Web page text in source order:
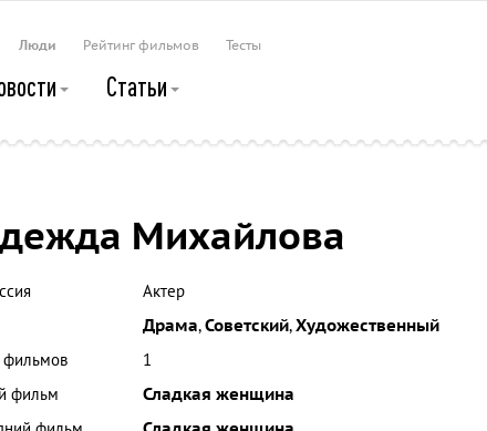
Люди Рейтинг фильмов Тесты
Статьи
Михайлова
Актер
Драма,Советский,Художественный
фильмов
1
фильм
Сладкая женщина